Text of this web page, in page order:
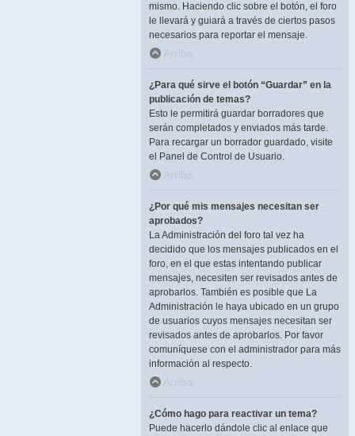
mismo. Haciendo clic sobre el botón, el foro
le llevará y guiará a través de ciertos pasos
necesarios para reportar el mensaje.
Arriba
¿Para qué sirve el botón “Guardar” en la
publicación de temas?
Esto le permitirá guardar borradores que
serán completados y enviados más tarde.
Para recargar un borrador guardado, visite
el Panel de Control de Usuario.
Arriba
¿Por qué mis mensajes necesitan ser
aprobados?
La Administración del foro tal vez ha
decidido que los mensajes publicados en el
foro, en el que estas intentando publicar
mensajes, necesiten ser revisados antes de
aprobarlos. También es posible que La
Administración le haya ubicado en un grupo
de usuarios cuyos mensajes necesitan ser
revisados antes de aprobarlos. Por favor
comuníquese con el administrador para más
información al respecto.
Arriba
¿Cómo hago para reactivar un tema?
Puede hacerlo dándole clic al enlace que